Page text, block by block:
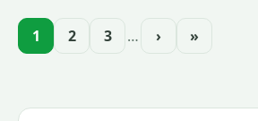
проекта подсветки
1 2 3 … › »